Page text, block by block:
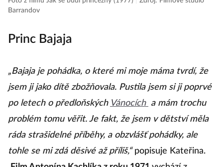
Barrandov
Princ Bajaja
„Bajaja je pohádka, o které mi moje máma tvrdí, že
jsem ji jako dítě zbožňovala. Pustila jsem si ji poprvé
po letech o předloňských Vánocích a mám trochu
problém tomu věřit. Je fakt, že jsem v dětství měla
ráda strašidelné příběhy, a obzvlášť pohádky, ale
tohle se mi zdá děsivé až příliš,“ popisuje Kateřina.